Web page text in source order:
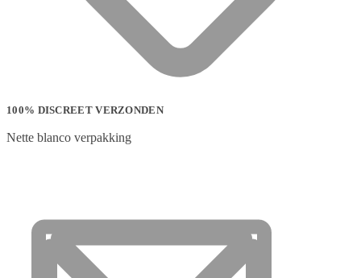
100% DISCREET VERZONDEN
Nette blanco verpakking